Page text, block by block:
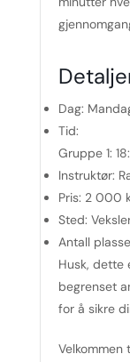
Dag:
Tid:
Gruppe 1:
Instruktør:
Pris: 2 000
Sted:
Antall
Husk, dette
begrenset
for å sikre